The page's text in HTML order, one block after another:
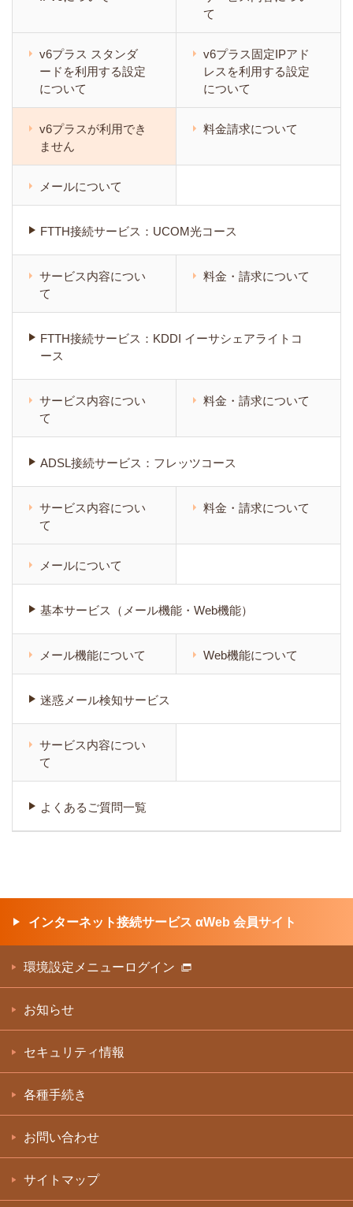
て
v6プラス スタンダ
ードを利用する設定
について
v6プラス固定IPアド
レスを利用する設定
について
v6プラスが利用でき
ません
料金請求について
メールについて
FTTH接続サービス：UCOM光コース
サービス内容につい
て
料金・請求について
FTTH接続サービス：KDDI イーサシェアライトコ
ース
サービス内容につい
て
料金・請求について
ADSL接続サービス：フレッツコース
サービス内容につい
て
料金・請求について
メールについて
基本サービス（メール機能・Web機能）
メール機能について Web機能について
迷惑メール検知サービス
サービス内容につい
て
よくあるご質問一覧
インターネット接続サービス αWeb 会員サイト
環境設定メニューログイン
お知らせ
セキュリティ情報
各種手続き
お問い合わせ
サイトマップ